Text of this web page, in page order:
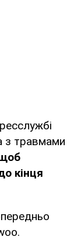
з травмами
кінця